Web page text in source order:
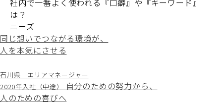
は？
ニーズ
同じ想いでつながる環境が、
人を本気にさせる
石川県 エリアマネージャー
2020年入社（中途）
自分のための努力から、
人のための喜びへ